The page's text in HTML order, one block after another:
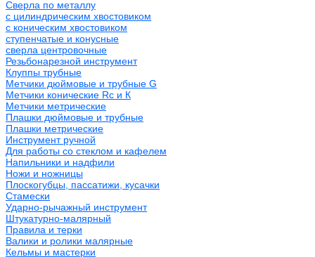
Сверла по металлу
c цилиндрическим хвостовиком
c коническим хвостовиком
cтупенчатые и конусные
сверла центровочные
Резьбонарезной инструмент
Клуппы трубные
Метчики дюймовые и трубные G
Метчики конические Rc и К
Метчики метрические
Плашки дюймовые и трубные
Плашки метрические
Инструмент ручной
Для работы со стеклом и кафелем
Напильники и надфили
Ножи и ножницы
Плоскогубцы, пассатижи, кусачки
Стамески
Ударно-рычажный инструмент
Штукатурно-малярный
Правила и терки
Валики и ролики малярные
Кельмы и мастерки